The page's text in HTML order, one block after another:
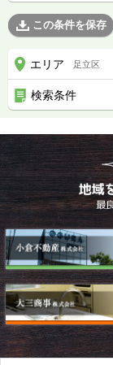
この条件を保存
エリア 足立区
検索条件